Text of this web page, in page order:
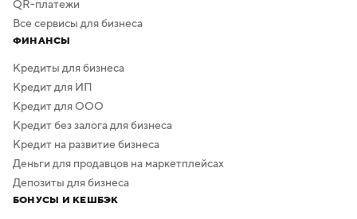
QR-платежи
Все сервисы для бизнеса
ФИНАНСЫ
Кредиты для бизнеса
Кредит для ИП
Кредит для ООО
Кредит без залога для бизнеса
Кредит на развитие бизнеса
Деньги для продавцов на маркетплейсах
Депозиты для бизнеса
БОНУСЫ И КЕШБЭК